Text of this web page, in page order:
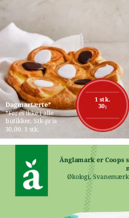
1 stk.
30,-
Dagmartærte*
*Føres ikke i alle
butikker. Stk-pris
30,00. 1 stk.
Änglamark er Coops
Økologi,